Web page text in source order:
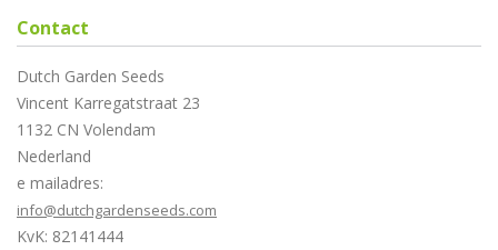
Contact
Dutch Garden Seeds
Vincent Karregatstraat 23
1132 CN Volendam
Nederland
e mailadres:
info@dutchgardenseeds.com
KvK: 82141444